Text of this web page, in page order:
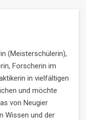
(Meisterschülerin),
Forscherin im
in vielfältigen
und möchte
von Neugier
Wissen und der